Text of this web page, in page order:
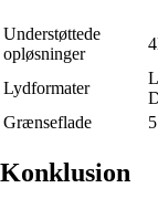
Understøttede
opløsninger
Lydformater
Grænseflade
Konklusion